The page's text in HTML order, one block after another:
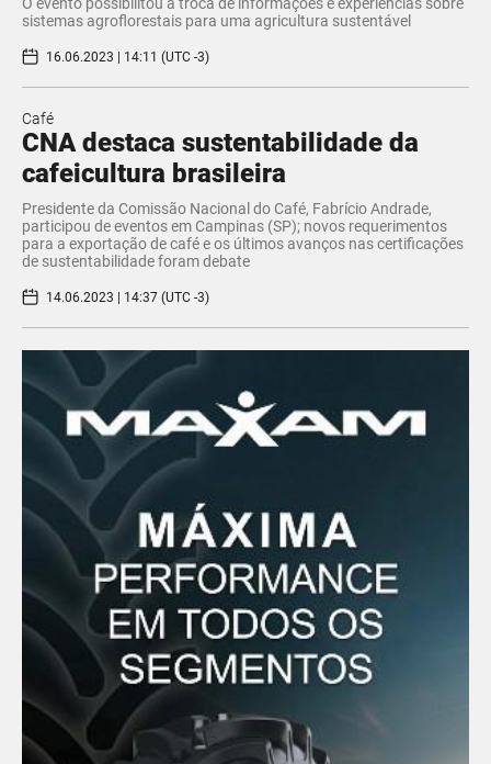
sistemas agroflorestais para uma agricultura sustentável
16.06.2023 | 14:11 (UTC -3)
Café
CNA destaca sustentabilidade da
cafeicultura brasileira
Presidente da Comissão Nacional do Café, Fabrício Andrade,
participou de eventos em Campinas (SP); novos requerimentos
para a exportação de café e os últimos avanços nas certificações
de sustentabilidade foram debate
14.06.2023 | 14:37 (UTC -3)